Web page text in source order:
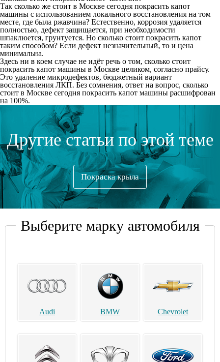
Так сколько же стоит в Москве сегодня покрасить капот
машины с использованием локального восстановления на том
месте, где была ржавчина? Естественно, коррозия удаляется
полностью, дефект защищается, при необходимости
шпаклюется, грунтуется. Но сколько стоит покрасить капот
таким способом? Если дефект незначительный, то и цена
минимальна.
Здесь ни в коем случае не идёт речь о том, сколько стоит
покрасить капот машины в Москве целиком, согласно прайсу.
Это удаление микродефектов, бюджетный вариант
восстановления ЛКП. Без сомнения, ответ на вопрос, сколько
стоит в Москве сегодня покрасить капот машины расшифрован
на 100%.
Другие статьи по этой теме
Покраска крыла
Выберите марку автомобиля
Audi BMW Chevrolet